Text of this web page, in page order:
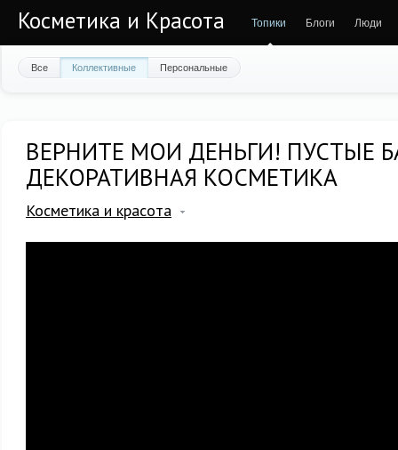
Косметика и Красота Топики Блоги Люди
Все Коллективные Персональные
ВЕРНИТЕ МОИ ДЕНЬГИ! ПУСТЫЕ
ДЕКОРАТИВНАЯ КОСМЕТИКА
Косметика и красота